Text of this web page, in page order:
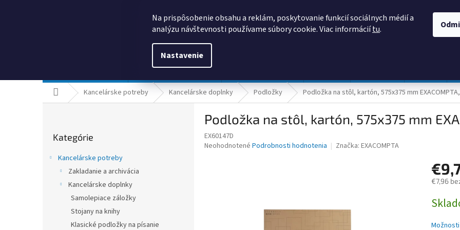
Na prispôsobenie obsahu a reklám, poskytovanie funkcií sociálnych médií a
analýzu návštevnosti používame súbory cookie. Viac informáciítu.
Nastavenie
DomovKancelárske potreby Kancelárske doplnky Podložky Podložka na stôl, kartón, 575x375 mm
kategórie
Kategórie
Kancelárske potreby
Zakladanie a archivácia
Kancelárske doplnky
Samolepiace záložky
Stojany na knihy
Klasické podložky na písanie
Podložka na stôl, kartón, 575x375 mm
EX60147D
Priemerné
Neohodnotené Podrobnosti hodnotenia Značka: EXACOMPTA
€7,96
cena: